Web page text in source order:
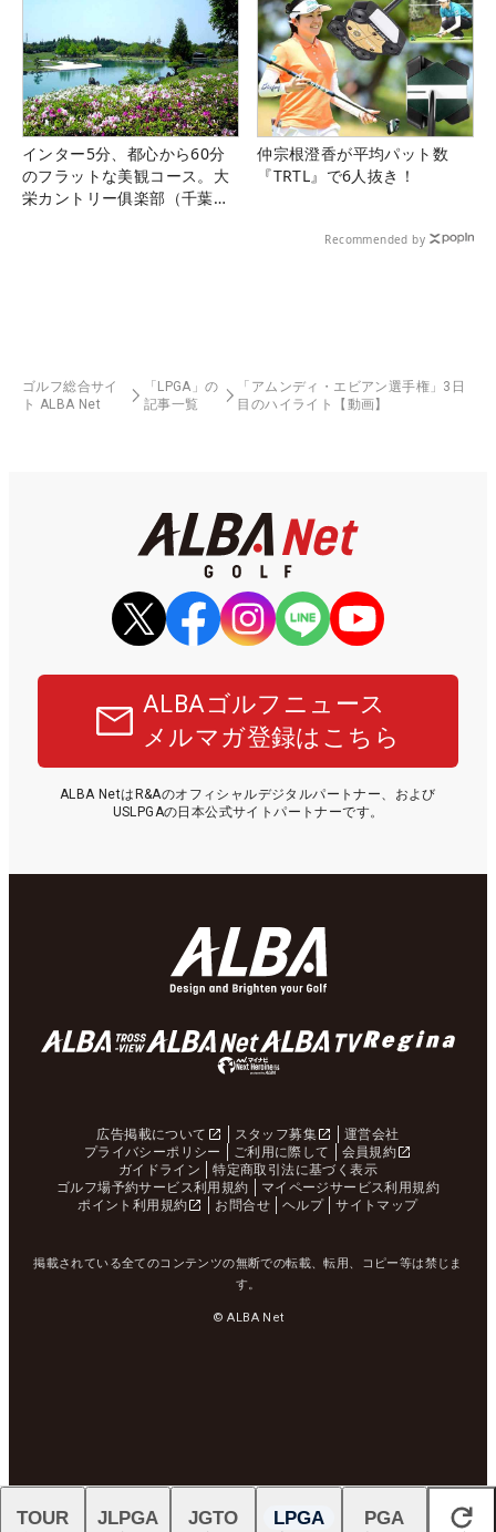
インター5分、都心から60分
のフラットな美観コース。大
栄カントリー俱楽部（千葉
仲宗根澄香が平均パット数
『TRTL』で6人抜き！
Recommended by
ゴルフ総合サイ
ト ALBA Net
「LPGA」の
記事一覧
「アムンディ・エビアン選手権」3日
目のハイライト【動画】
ALBAゴルフニュース
メルマガ登録はこちら
ALBA NetはR&Aのオフィシャルデジタルパートナー、および
USLPGAの日本公式サイトパートナーです。
広告掲載について スタッフ募集
運営会社
プライバシーポリシー
ご利用に際して
会員規約
ガイドライン
特定商取引法に基づく表示
ゴルフ場予約サービス利用規約
マイページサービス利用規約
ポイント利用規約
お問合せ ヘルプ サイトマップ
掲載されている全てのコンテンツの無断での転載、転用、コピー等は禁じま
す。
© ALBA Net
閉じる
TOUR JLPGA JGTO LPGA PGA